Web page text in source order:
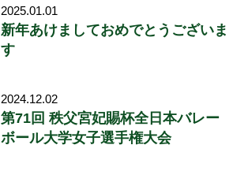
2025.01.01
新年あけましておめでとうございま
す
2024.12.02
第71回 秩父宮妃賜杯全日本バレー
ボール大学女子選手権大会